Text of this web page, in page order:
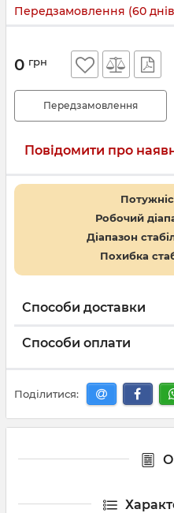
Передзамовлення (60
0 грн
Передзамовлення
Повідомити про
Робочий
Діапазон
Похибка
Способи доставки
Способи оплати
Поділитися: